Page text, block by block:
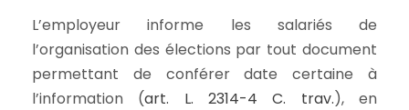
L’employeur informe les salariés de
l’organisation des élections par tout document
permettant de conférer date certaine à
l’information (art. L. 2314-4 C. trav.), en